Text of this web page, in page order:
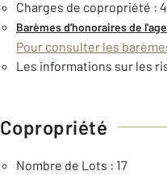
Charges de copropriété :
Barèmes d'honoraires de
Pour consulter les
Les informations sur les
Copropriété
Nombre de Lots : 17